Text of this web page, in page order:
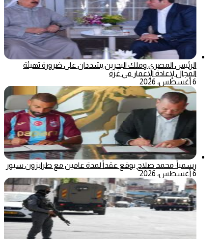
الرئيس المصري وملك البحرين يشددان على ضرورة تهيئة
المجال لإعادة الإعمار في غزة
6 أغسطس، 2026
رسمياً: محمد صلاح يوقع عقداً لمدة عامين مع طرابزون سبور
6 أغسطس، 2026